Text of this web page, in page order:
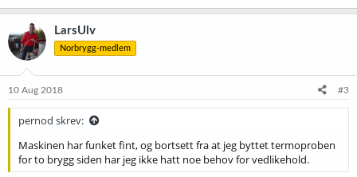
LarsUlv
Norbrygg-medlem
10 Aug 2018 #3
pernod skrev:
Maskinen har funket fint, og bortsett fra at jeg byttet termoproben
for to brygg siden har jeg ikke hatt noe behov for vedlikehold.